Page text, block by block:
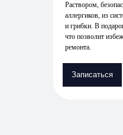
Раствором,
аллергиков, из
и грибки. В
что позволит
ремонта.
Записаться